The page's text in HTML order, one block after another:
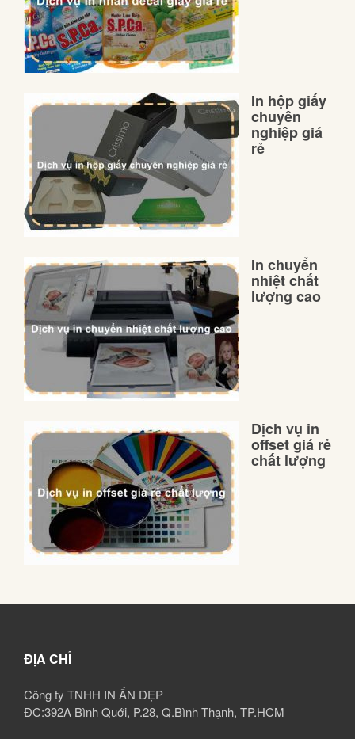
In hộp giấy
chuyên
nghiệp giá
rẻ
In chuyển
nhiệt chất
lượng cao
Dịch vụ in
offset giá rẻ
chất lượng
ĐỊA CHỈ
Công ty TNHH IN ẤN ĐẸP
ĐC:392A Bình Quới, P.28, Q.Bình Thạnh, TP.HCM